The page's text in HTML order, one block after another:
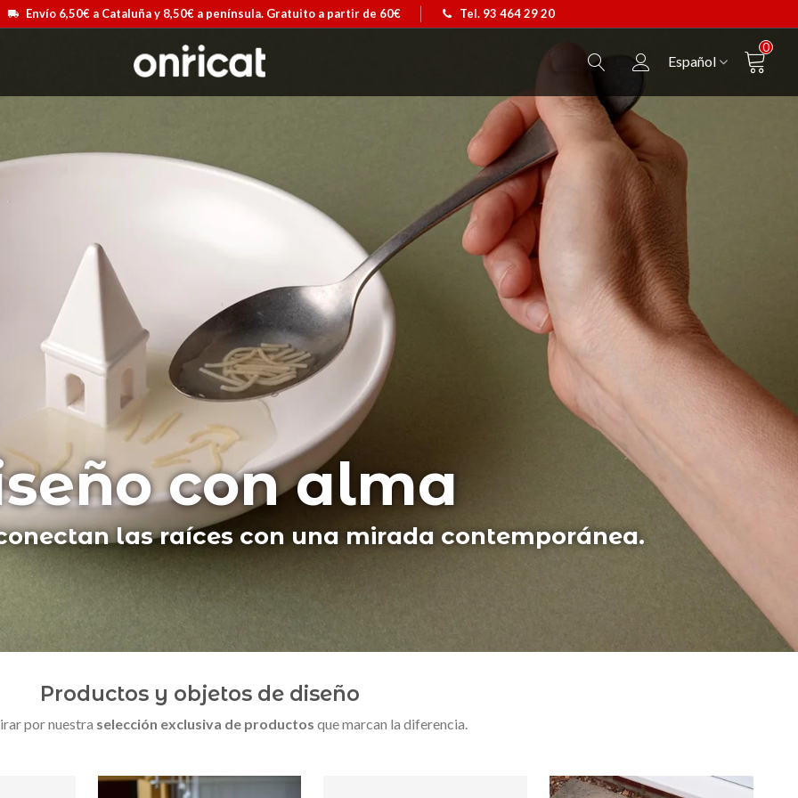
Envío 6,50€ a Cataluña y 8,50€ a península. Gratuito a partir de 60€ Tel. 93 464 29 20
Español
0
Gaudí
universal. Productos inspirados en Gaudí.
Productos y objetos de diseño
por nuestra selección exclusiva de productos que marcan la diferencia.
Ver más
Maleta Secur Line
NUEVO
Ver más
Camiseta Caballo de
NUEVO